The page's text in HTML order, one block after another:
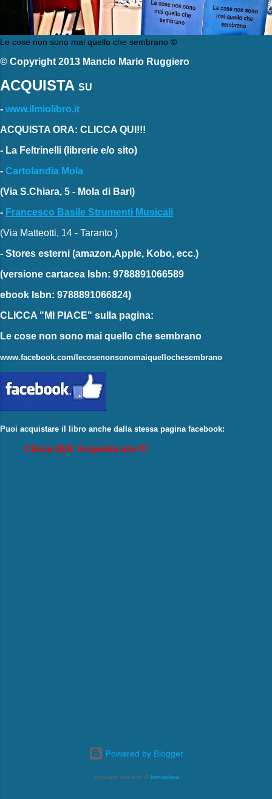
Le cose non sono mai quello che sembrano ©
© Copyright 2013 Mancio Mario Ruggiero
ACQUISTA SU
- www.ilmiolibro.it
ACQUISTA ORA: CLICCA QUI!!!
- La Feltrinelli (librerie e/o sito)
- Cartolandia Mola
(Via S.Chiara, 5 - Mola di Bari)
- Francesco Basile Strumenti Musicali
(Via Matteotti, 14 - Taranto )
- Stores esterni (amazon,Apple, Kobo, ecc.)
(versione cartacea Isbn: 9788891066589
ebook Isbn: 9788891066824)
CLICCA "MI PIACE" sulla pagina:
Le cose non sono mai quello che sembrano
www.facebook.com/lecosenonsonomaiquellochesembrano
Puoi acquistare il libro anche dalla stessa pagina facebook:
Clicca QUI: Acquista ora !!!
Powered by Blogger
Immagini dei temi di konradlew